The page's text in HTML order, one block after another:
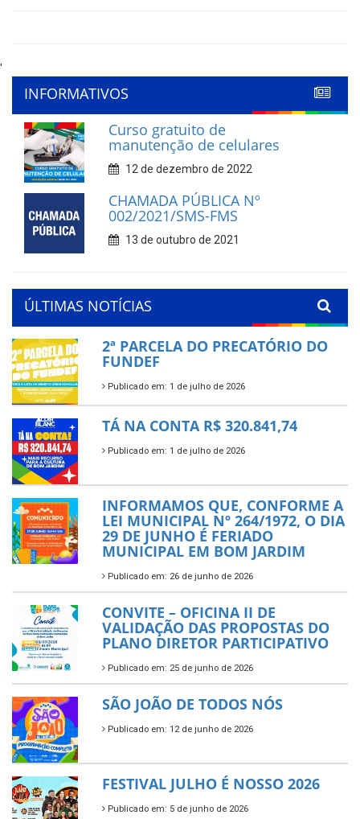
'
INFORMATIVOS
Curso gratuito de
manutenção de celulares
12 de dezembro de 2022
CHAMADA PÚBLICA Nº
002/2021/SMS-FMS
13 de outubro de 2021
ÚLTIMAS NOTÍCIAS
2ª PARCELA DO PRECATÓRIO DO
FUNDEF
Publicado em: 1 de julho de 2026
TÁ NA CONTA R$ 320.841,74
Publicado em: 1 de julho de 2026
INFORMAMOS QUE, CONFORME A
LEI MUNICIPAL Nº 264/1972, O DIA
29 DE JUNHO É FERIADO
MUNICIPAL EM BOM JARDIM
Publicado em: 26 de junho de 2026
CONVITE – OFICINA II DE
VALIDAÇÃO DAS PROPOSTAS DO
PLANO DIRETOR PARTICIPATIVO
Publicado em: 25 de junho de 2026
SÃO JOÃO DE TODOS NÓS
Publicado em: 12 de junho de 2026
FESTIVAL JULHO É NOSSO 2026
Publicado em: 5 de junho de 2026